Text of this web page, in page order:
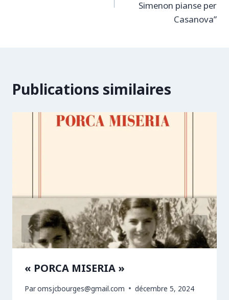
Simenon pianse per
Casanova”
Publications similaires
« PORCA MISERIA »
Paromsjcbourges@gmail.com décembre 5, 2024